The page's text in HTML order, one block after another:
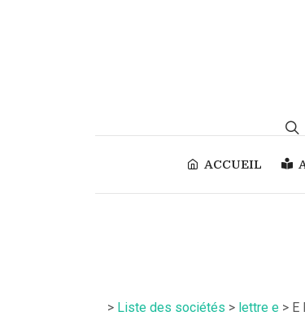
ACCUEIL
> Liste des sociétés > lettre e > E